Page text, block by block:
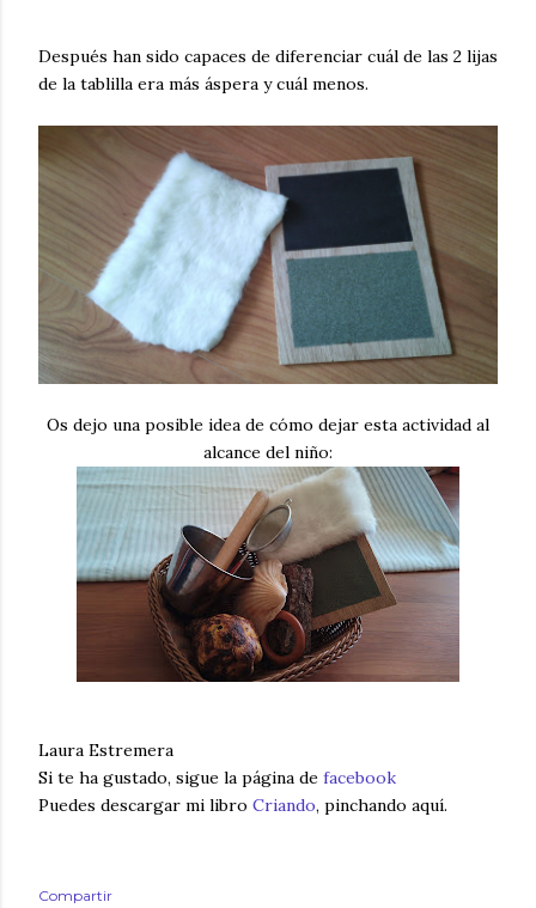
Después han sido capaces de diferenciar cuál de las 2 lijas
de la tablilla era más áspera y cuál menos.
Os dejo una posible idea de cómo dejar esta actividad al
alcance del niño:
Laura Estremera
Si te ha gustado, sigue la página de facebook
Puedes descargar mi libro Criando, pinchando aquí.
Compartir